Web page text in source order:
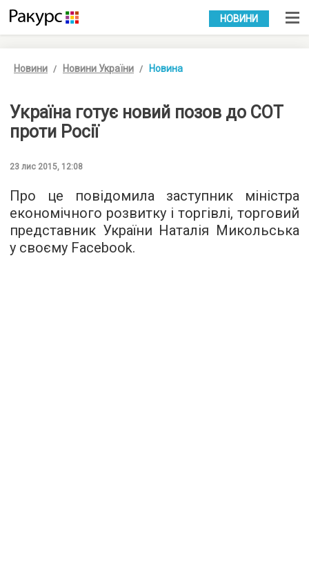
УКР РУС
НОВИНИ
Новини Новини України Новина
Україна готує новий позов до СОТ
проти Росії
23 лис 2015, 12:08
Про це повідомила заступник міністра
економічного розвитку і торгівлі, торговий
представник України Наталія Микольська
у своєму Facebook.